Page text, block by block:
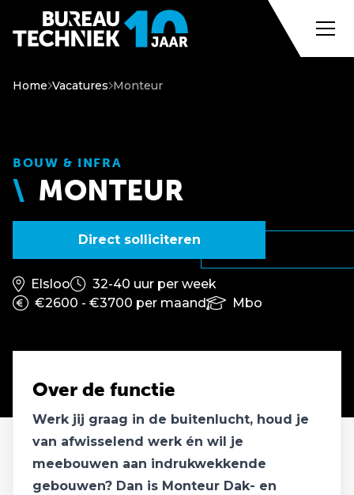
Home Vacatures Monteur
BOUW & INFRA
MONTEUR
Direct solliciteren
Elsloo
32-40 uur per week
€2600 - €3700 per maand
Mbo
Over de functie
Werk jij graag in de buitenlucht, houd je
van afwisselend werk én wil je
meebouwen aan indrukwekkende
gebouwen? Dan is Monteur Dak- en